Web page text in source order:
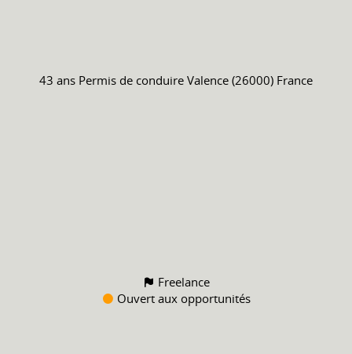
43 ans Permis de conduire Valence (26000) France
Freelance
Ouvert aux opportunités